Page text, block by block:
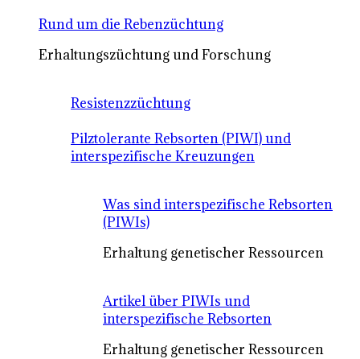
Rund um die Rebenzüchtung
Erhaltungszüchtung und Forschung
Resistenzzüchtung
Pilztolerante Rebsorten (PIWI) und
interspezifische Kreuzungen
Was sind interspezifische Rebsorten
(PIWIs)
Erhaltung genetischer Ressourcen
Artikel über PIWIs und
interspezifische Rebsorten
Erhaltung genetischer Ressourcen